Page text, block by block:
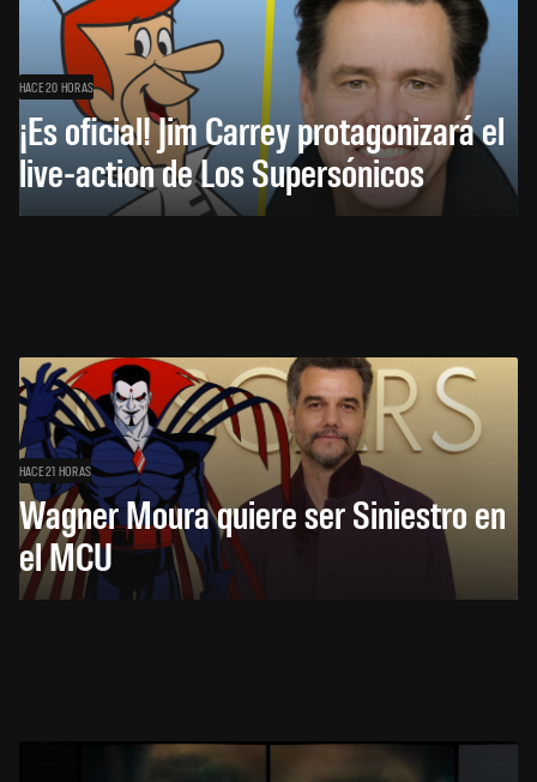
HACE 20 HORAS
¡Es oficial! Jim Carrey protagonizará el
live-action de Los Supersónicos
HACE 21 HORAS
Wagner Moura quiere ser Siniestro en
el MCU